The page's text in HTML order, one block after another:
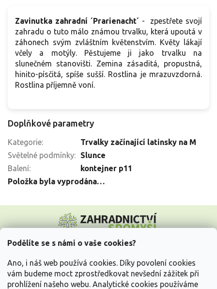
Podělíte se s námi o vaše cookies?
Ano, i náš web používá cookies. Díky povolení cookies
vám budeme moct zprostředkovat nevšední zážitek při
prohlížení našeho webu. Analytické cookies používáme
Zavinutka zahradní ´Prarienacht´ -
zpestřete svojí
zahradu o tuto málo známou trvalku, která upoutá v
záhonech svým zvláštním květenstvím. Květy lákají
včely a motýly. Pěstujeme ji jako trvalku na
slunečném stanovišti. Zemina zásaditá, propustná,
hinito-písčitá, spíše sušší. Rostlina je mrazuvzdorná.
Rostlina příjemně voní.
Doplňkové parametry
Kategorie:
Trvalky začínající latinsky na M
Světelné podmínky:
Slunce
Balení:
kontejner p11
Položka byla vyprodána…
p
Vše o nákupu
Informace pro Vás